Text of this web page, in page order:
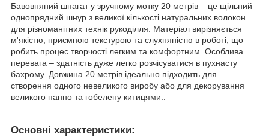
Бавовняний шпагат у зручному мотку 20 метрів – це щільний
однопрядний шнур з великої кількості натуральних волокон
для різноманітних технік рукоділля. Матеріал вирізняється
м'якістю, приємною текстурою та слухняністю в роботі, що
робить процес творчості легким та комфортним. Особлива
перевага – здатність дуже легко розчісуватися в пухнасту
бахрому. Довжина 20 метрів ідеально підходить для
створення одного невеликого виробу або для декорування
великого панно та гобелену китицями..
Основні характеристики: